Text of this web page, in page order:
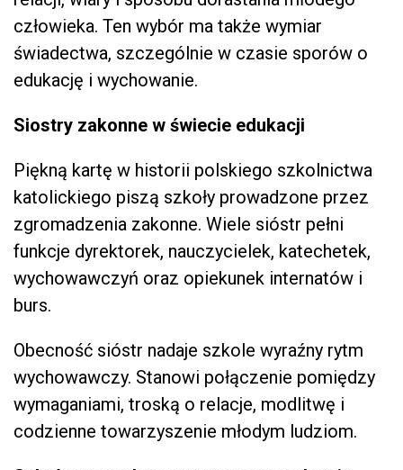
człowieka. Ten wybór ma także wymiar
świadectwa, szczególnie w czasie sporów o
edukację i wychowanie.
Siostry zakonne w świecie edukacji
Piękną kartę w historii polskiego szkolnictwa
katolickiego piszą szkoły prowadzone przez
zgromadzenia zakonne. Wiele sióstr pełni
funkcje dyrektorek, nauczycielek, katechetek,
wychowawczyń oraz opiekunek internatów i
burs.
Obecność sióstr nadaje szkole wyraźny rytm
wychowawczy. Stanowi połączenie pomiędzy
wymaganiami, troską o relacje, modlitwę i
codzienne towarzyszenie młodym ludziom.